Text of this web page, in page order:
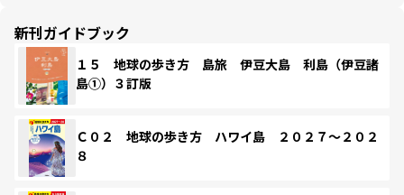
新刊ガイドブック
１５ 地球の歩き方 島旅 伊豆大島 利島（伊豆諸
島①）３訂版
Ｃ０２ 地球の歩き方 ハワイ島 ２０２７～２０２
８